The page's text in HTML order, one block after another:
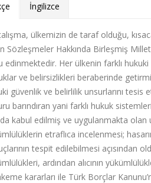
İngilizce
ülkemizin de taraf olduğu,
Sözleşmeler Hakkında Birleşmiş
edinmektedir. Her ülkenin farklı
ve belirsizlikleri beraberinde
güvenlik ve belirlilik unsurlarını tesis
barındıran yani farklı hukuk
kabul edilmiş ve uygulanmakta olan
etraflıca incelenmesi;
tespit edilebilmesi açısından
ardından alıcının
kararları ile Türk Borçlar